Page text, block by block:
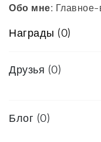
Обо мне:
Награды (0)
Друзья (0)
Блог (0)